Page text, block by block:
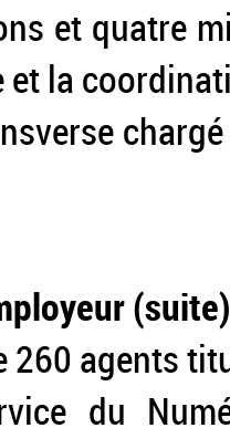
et quatre
la
(suite)
260 agents
du